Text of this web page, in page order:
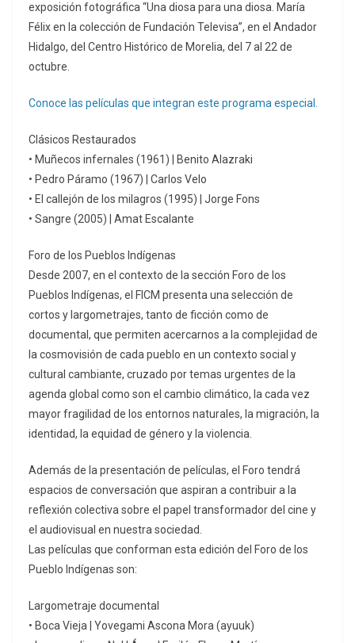
exposición fotográfica “Una diosa para una diosa. María
Félix en la colección de Fundación Televisa”, en el Andador
Hidalgo, del Centro Histórico de Morelia, del 7 al 22 de
octubre.
Conoce las películas que integran este programa especial.
Clásicos Restaurados
• Muñecos infernales (1961) | Benito Alazraki
• Pedro Páramo (1967) | Carlos Velo
• El callejón de los milagros (1995) | Jorge Fons
• Sangre (2005) | Amat Escalante
Foro de los Pueblos Indígenas
Desde 2007, en el contexto de la sección Foro de los
Pueblos Indígenas, el FICM presenta una selección de
cortos y largometrajes, tanto de ficción como de
documental, que permiten acercarnos a la complejidad de
la cosmovisión de cada pueblo en un contexto social y
cultural cambiante, cruzado por temas urgentes de la
agenda global como son el cambio climático, la cada vez
mayor fragilidad de los entornos naturales, la migración, la
identidad, la equidad de género y la violencia.
Además de la presentación de películas, el Foro tendrá
espacios de conversación que aspiran a contribuir a la
reflexión colectiva sobre el papel transformador del cine y
el audiovisual en nuestra sociedad.
Las películas que conforman esta edición del Foro de los
Pueblo Indígenas son:
Largometraje documental
• Boca Vieja | Yovegami Ascona Mora (ayuuk)